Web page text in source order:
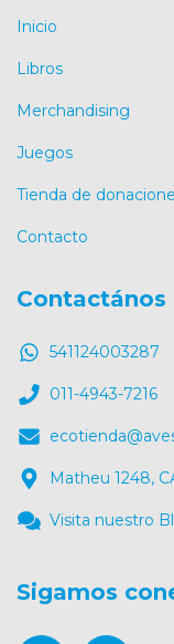
Inicio
Libros
Merchandising
Juegos
Tienda de
Contacto
Contactános
541124003287
011-4943-7216
Matheu 1248,
Visita nuestro
Sigamos